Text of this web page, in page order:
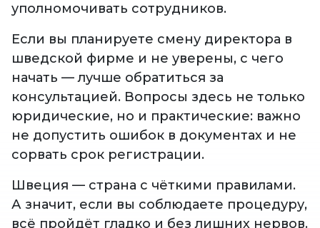
уполномочивать сотрудников.
Если вы планируете смену директора в
шведской фирме и не уверены, с чего
начать — лучше обратиться за
консультацией. Вопросы здесь не только
юридические, но и практические: важно
не допустить ошибок в документах и не
сорвать срок регистрации.
Швеция — страна с чёткими правилами.
А значит, если вы соблюдаете процедуру,
всё пройдёт гладко и без лишних нервов.